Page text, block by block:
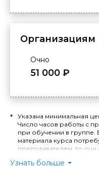
Организациям
Очно
51 000 ₽
Указана минимальная
Число часов работы с
при обучении в группе.
материала курса
преподавателем, то
стоимости обучения и
Узнать больше